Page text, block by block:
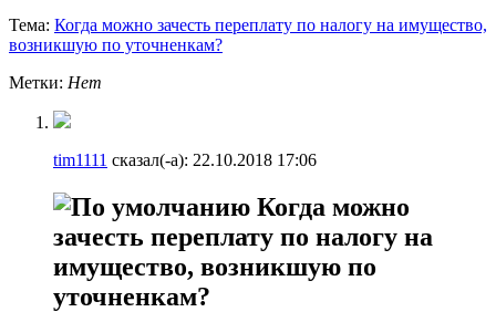
Тема: Когда можно зачесть переплату по налогу на имущество,
возникшую по уточненкам?
Метки: Нет
tim1111 сказал(-а): 22.10.2018 17:06
Когда можно
зачесть переплату по налогу на
имущество, возникшую по
уточненкам?